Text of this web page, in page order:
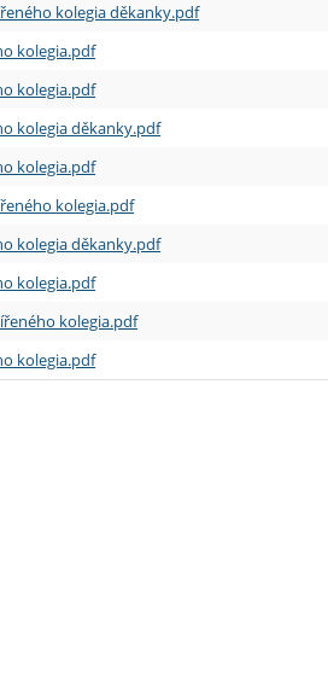
kolegia děkanky.pdf
kolegia.pdf
kolegia.pdf
kolegia děkanky.pdf
kolegia.pdf
kolegia.pdf
kolegia děkanky.pdf
kolegia.pdf
kolegia.pdf
kolegia.pdf